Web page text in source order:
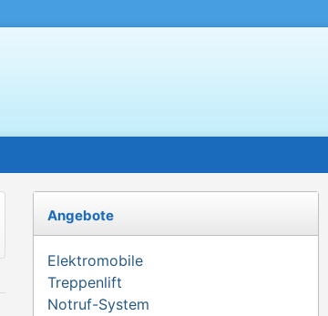
Angebote
Elektromobile
Treppenlift
Notruf-System